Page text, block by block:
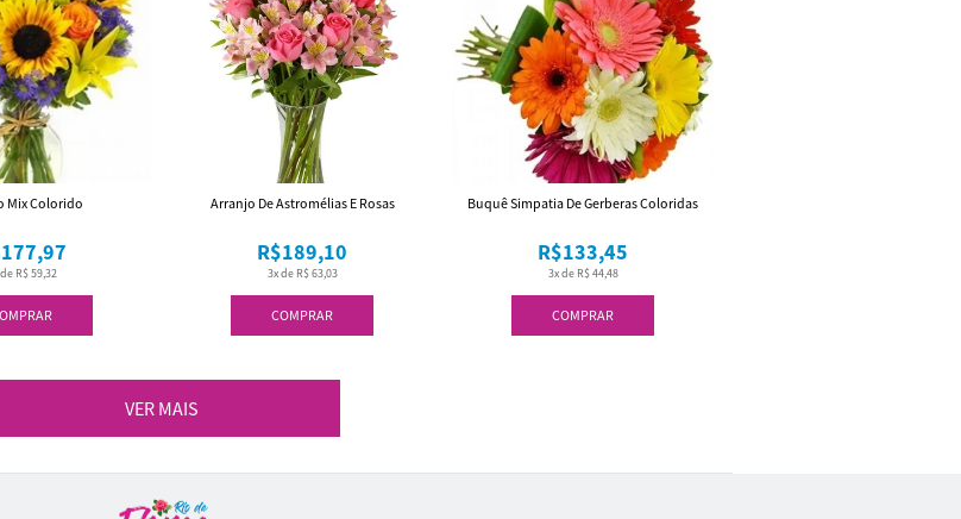
R$ 59,32
Mix Colorido
COMPRAR
3x de R$ 63,03
R$189,10
Arranjo De Astromélias E Rosas
COMPRAR
3x de R$ 44,48
R$133,45
Buquê Simpatia De Gerberas Coloridas
VER MAIS